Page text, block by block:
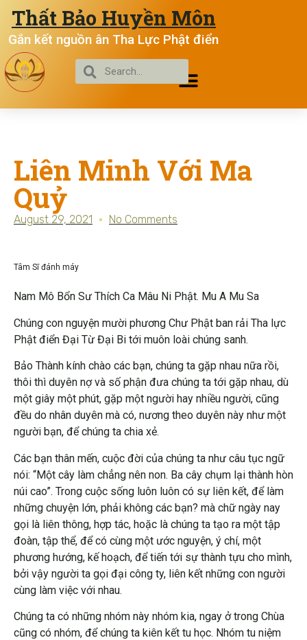
Thất Bảo Huyền Môn
Gắn kết nguồn ân Tha Lực Phật điển
Liên Minh Với Ma
Quỷ
August 29, 2021 No Comments
Tâm Sĩ đánh máy
Nam Mô Bổn Sư Thích Ca Mâu Ni Phật. Mu A Mu Sa
Chúng con nguyện mười phương Chư Phật ban rải Tha lực
Phật điển Đại Từ Đại Bi tới muôn loài chúng sanh.
Bảo Thành kính chào các bạn, chúng ta gặp nhau nữa rồi,
thôi thì duyên nợ và số phận đưa chúng ta tới gặp nhau, dù
một giây một phút, gặp một người hay nhiều người, cũng
đều do nhân duyên mà có, nương theo duyên này như một
người bạn, để chúng ta chia xẻ.
Các bạn thân mến, cuộc đời của chúng ta như câu tục ngữ
nói: “Một cây làm chẳng nên non. Ba cây chụm lại thành hòn
núi cao”. Trong cuộc sống luôn luôn có sự liên kết, để làm
những chuyện lớn, phải không các bạn? mà chữ ngày nay
gọi là liên thông, hợp tác, hoặc là chúng ta tạo ra một tập
đoàn, tập thể, để có cùng một ước nguyện, ý chí, một
phương hướng, kế hoạch, để tiến tới sự thành tựu cho mình,
bởi vậy người ta gọi đại công ty, liên kết những con người
cùng làm việc với nhau.
Chúng ta có những nhóm này nhóm kia, ngay ở trong Chùa
cũng có nhóm, để chúng ta kiên kết tu học. Nhóm tu niệm